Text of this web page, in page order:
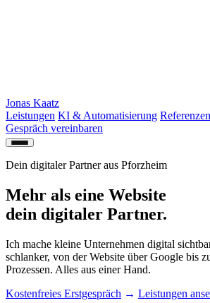
Jonas Kaatz
Leistungen KI & Automatisierung Referenzen
Gespräch vereinbaren
Dein digitaler Partner aus Pforzheim
Mehr als eine Website
dein digitaler Partner.
Ich mache kleine Unternehmen digital
schlanker, von der Website über Google bis
Prozessen. Alles aus einer Hand.
Kostenfreies Erstgespräch
Leistungen